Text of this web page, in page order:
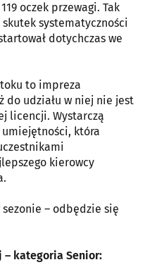
oczek przewagi. Tak
systematyczności
dotychczas we
to impreza
do udziału w niej nie jest
licencji. Wystarczą
która
kierowcy
– odbędzie się
kategoria Senior: